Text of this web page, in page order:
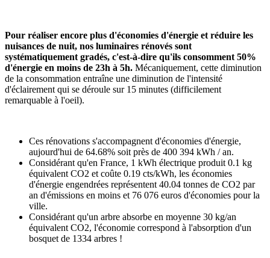
Pour réaliser encore plus d'économies d'énergie et réduire les
nuisances de nuit, nos luminaires rénovés sont
systématiquement gradés, c'est-à-dire qu'ils consomment 50%
d'énergie en moins de 23h à 5h. Mécaniquement, cette diminution
de la consommation entraîne une diminution de l'intensité
d'éclairement qui se déroule sur 15 minutes (difficilement
remarquable à l'oeil).
Ces rénovations s'accompagnent d'économies d'énergie,
aujourd'hui de 64.68% soit près de 400 394 kWh / an.
Considérant qu'en France, 1 kWh électrique produit 0.1 kg
équivalent CO2 et coûte 0.19 cts/kWh, les économies
d'énergie engendrées représentent 40.04 tonnes de CO2 par
an d'émissions en moins et 76 076 euros d'économies pour la
ville.
Considérant qu'un arbre absorbe en moyenne 30 kg/an
équivalent CO2, l'économie correspond à l'absorption d'un
bosquet de 1334 arbres !